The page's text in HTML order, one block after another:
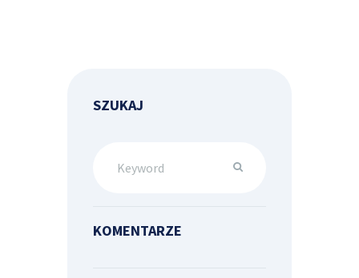
SZUKAJ
KOMENTARZE